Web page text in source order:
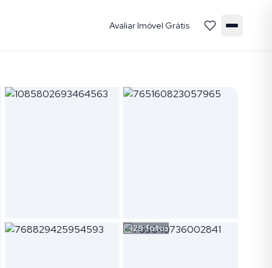
Avaliar Imóvel Grátis
29fotos